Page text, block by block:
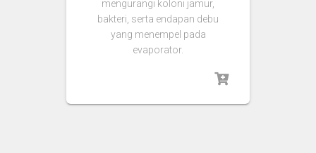
mengurangi koloni jamur,
bakteri, serta endapan debu
yang menempel pada
evaporator.